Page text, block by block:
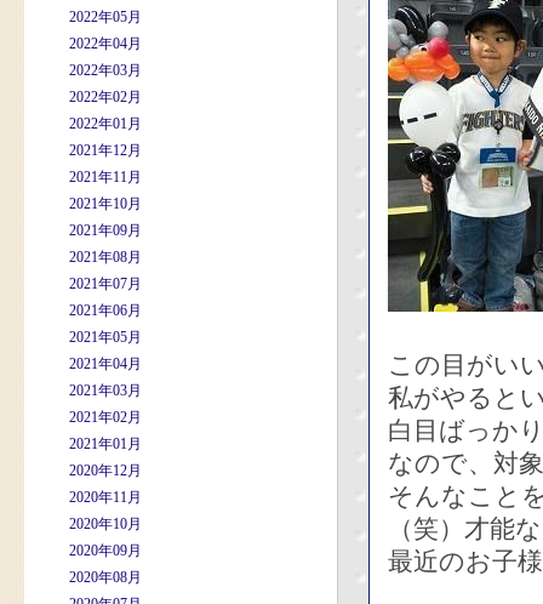
2022年05月
2022年04月
2022年03月
2022年02月
2022年01月
2021年12月
2021年11月
2021年10月
2021年09月
2021年08月
2021年07月
2021年06月
2021年05月
2021年04月
2021年03月
2021年02月
2021年01月
2020年12月
2020年11月
2020年10月
2020年09月
2020年08月
この目がい
私がやると
白目ばっか
なので、対
そんなこと
（笑）才能
最近のお子